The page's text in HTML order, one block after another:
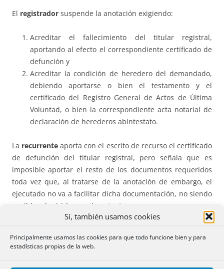
Sí, también usamos cookies
Principalmente usamos las cookies para que todo funcione bien y para
estadísticas propias de la web.
El registrador suspende la anotación exigiendo:
Acreditar el fallecimiento del titular registral,
aportando al efecto el correspondiente certificado de
defunción y
Acreditar la condición de heredero del demandado,
debiendo aportarse o bien el testamento y el
certificado del Registro General de Actos de Última
Voluntad, o bien la correspondiente acta notarial de
declaración de herederos abintestato.
La recurrente aporta con el escrito de recurso el certificado
de defunción del titular registral, pero señala que es
imposible aportar el resto de los documentos requeridos
toda vez que, al tratarse de la anotación de embargo, el
ejecutado no va a facilitar dicha documentación, no siendo
posible adquirirla por el anotante.
confirma la nota de calificación del registrador.
Doctrina:Elartículo 166 del Reglamento Hipotecario, aplica